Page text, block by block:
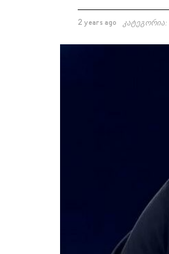
2 years ago კატეგორია: